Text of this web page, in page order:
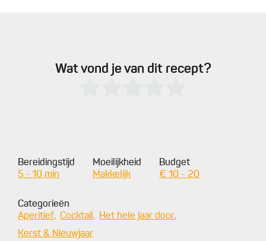
Wat vond je van dit recept?
Bereidingstijd
5 - 10 min
Moeilijkheid
Makkelijk
Budget
€ 10 - 20
Categorieën
Aperitief
Cocktail
Het hele jaar door
Kerst & Nieuwjaar